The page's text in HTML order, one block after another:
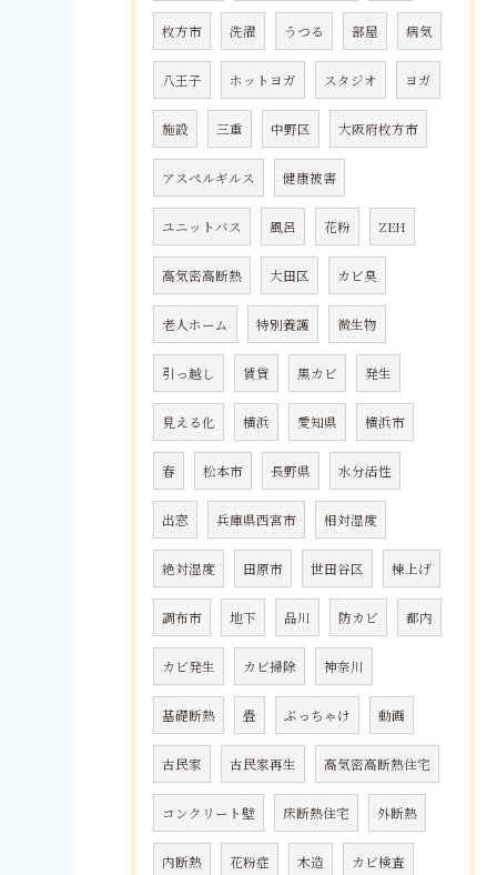
枚方市 洗濯 うつる 部屋 病気
八王子 ホットヨガ スタジオ ヨガ
施設 三重 中野区 大阪府枚方市
アスペルギルス 健康被害
ユニットバス 風呂 花粉 ZEH
高気密高断熱 大田区 カビ臭
老人ホーム 特別養護 微生物
引っ越し 賃貸 黒カビ 発生
見える化 横浜 愛知県 横浜市
春 松本市 長野県 水分活性
出窓 兵庫県西宮市 相対湿度
絶対湿度 田原市 世田谷区 棟上げ
調布市 地下 品川 防カビ 都内
カビ発生 カビ掃除 神奈川
基礎断熱 畳 ぶっちゃけ 動画
古民家 古民家再生 高気密高断熱住宅
コンクリート壁 床断熱住宅 外断熱
内断熱 花粉症 木造 カビ検査